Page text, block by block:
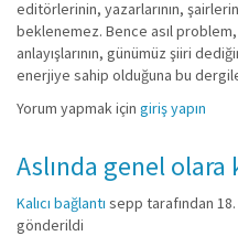
editörlerinin, yazarlarının,
beklenemez. Bence asıl problem,
anlayışlarının, günümüz şiiri
enerjiye sahip olduğuna bu
Yorum yapmak için giriş yapın
Aslında genel olara
Kalıcı bağlantı sepp tarafından
gönderildi